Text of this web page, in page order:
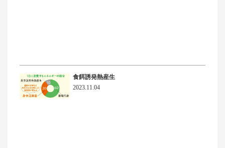
食餌誘発熱産生
2023.11.04